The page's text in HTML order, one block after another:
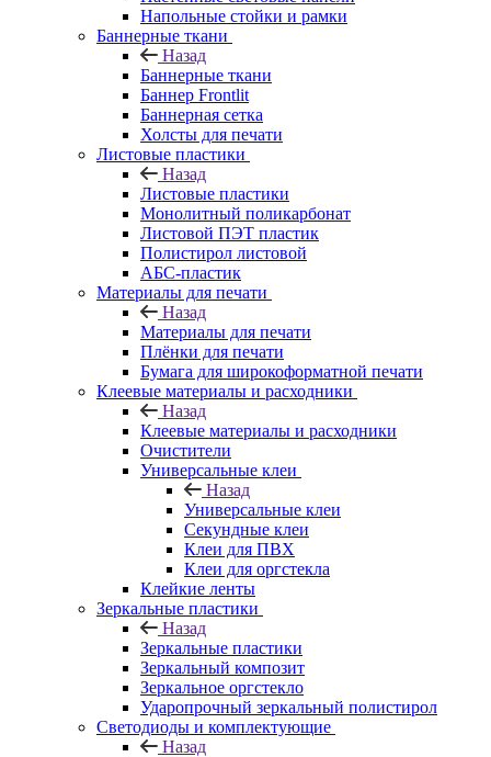
Напольные стойки и рамки
Баннерные ткани
Назад
Баннерные ткани
Баннер Frontlit
Баннерная сетка
Холсты для печати
Листовые пластики
Назад
Листовые пластики
Монолитный поликарбонат
Листовой ПЭТ пластик
Полистирол листовой
АБС-пластик
Материалы для печати
Назад
Материалы для печати
Плёнки для печати
Бумага для широкоформатной печати
Клеевые материалы и расходники
Назад
Клеевые материалы и расходники
Очистители
Универсальные клеи
Назад
Универсальные клеи
Секундные клеи
Клеи для ПВХ
Клеи для оргстекла
Клейкие ленты
Зеркальные пластики
Назад
Зеркальные пластики
Зеркальный композит
Зеркальное оргстекло
Ударопрочный зеркальный полистирол
Светодиоды и комплектующие
Назад